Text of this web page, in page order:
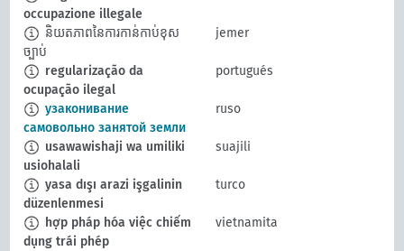
occupazione illegale
និយតភាពនៃការកាន់កាប់ខុស
ច្បាប់
jemer
regularização da
ocupação ilegal
portugués
узаконивание
самовольно занятой земли
ruso
usawawishaji wa umiliki
usiohalali
suajili
yasa dışı arazi işgalinin
düzenlenmesi
turco
hợp pháp hóa việc chiếm
dụng trái phép
vietnamita